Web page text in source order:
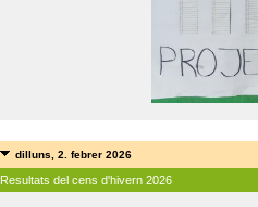
dilluns, 2. febrer 2026
Resultats del cens d'hivern 2026